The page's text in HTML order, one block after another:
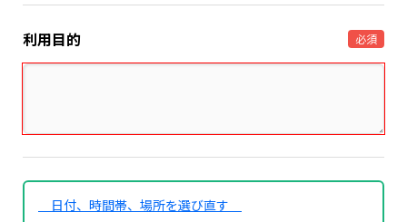
利用目的 必須
日付、時間帯、場所を選び直す